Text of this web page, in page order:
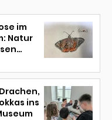
im
Natur
ins